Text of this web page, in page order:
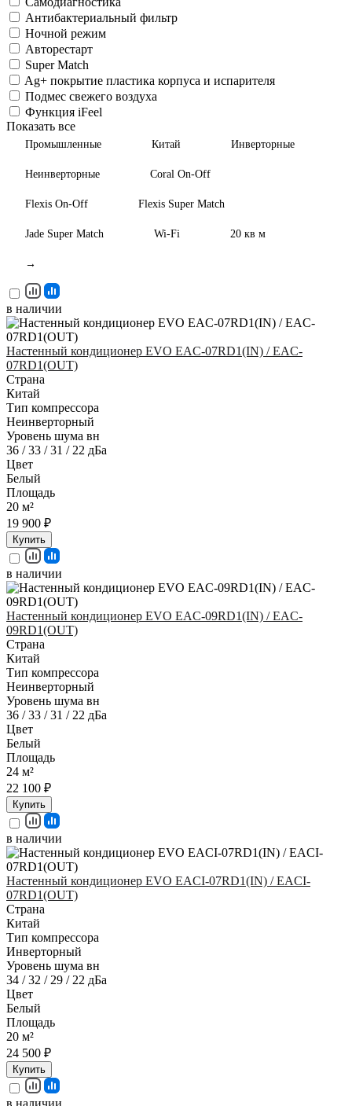
Антибактериальный фильтр
Ночной режим
Авторестарт
Super Match
Ag+ покрытие пластика корпуса и испарителя
Подмес свежего воздуха
Функция iFeel
Показать все
Промышленные Китай Инверторные
Неинверторные Coral On-Off
Flexis On-Off Flexis Super Match
Jade Super Match Wi-Fi 20 кв м
→
в наличии
Настенный кондиционер EVO EAC-07RD1(IN) / EAC-
07RD1(OUT)
Страна
Китай
Тип компрессора
Неинверторный
Уровень шума вн
36 / 33 / 31 / 22 дБа
Цвет
Белый
Площадь
20 м²
19 900 ₽
Купить
в наличии
Настенный кондиционер EVO EAC-09RD1(IN) / EAC-
09RD1(OUT)
Страна
Китай
Тип компрессора
Неинверторный
Уровень шума вн
36 / 33 / 31 / 22 дБа
Цвет
Белый
Площадь
24 м²
22 100 ₽
Купить
в наличии
Настенный кондиционер EVO EACI-07RD1(IN) / EACI-
07RD1(OUT)
Страна
Китай
Тип компрессора
Инверторный
Уровень шума вн
34 / 32 / 29 / 22 дБа
Цвет
Белый
Площадь
20 м²
24 500 ₽
Купить
в наличии